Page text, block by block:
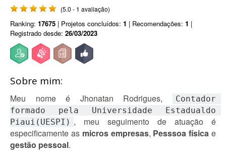
(5.0 - 1 avaliação)
Ranking: 17675 | Projetos concluídos: 1 | Recomendações: 1 |
Registrado desde: 26/03/2023
Sobre mim:
Meu nome é Jhonatan Rodrigues,
Contador
formado pela Universidade Estadualdo
Piaui(UESPI) , meu seguimento de atuação é
especificamente as micros empresas, Pesssoa física e
gestão pessoal.